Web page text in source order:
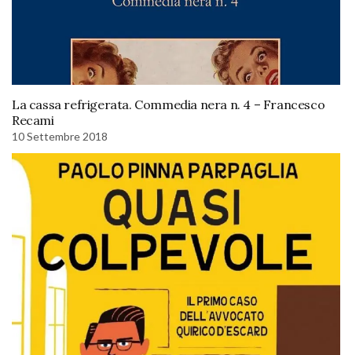
La cassa refrigerata. Commedia nera n. 4 – Francesco
Recami
10 Settembre 2018